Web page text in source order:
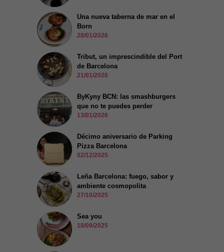
Una nueva taberna de mar en el
Born
28/01/2026
Tribut, un imprescindible del Port
de Barcelona
21/01/2026
ByKyny BCN: las smashburgers
que no te puedes perder
13/01/2026
Décimo aniversario de Parking
Pizza Barcelona
02/12/2025
Leña Barcelona: fuego, sabor y
ambiente cosmopolita
27/10/2025
Sea you
18/09/2025